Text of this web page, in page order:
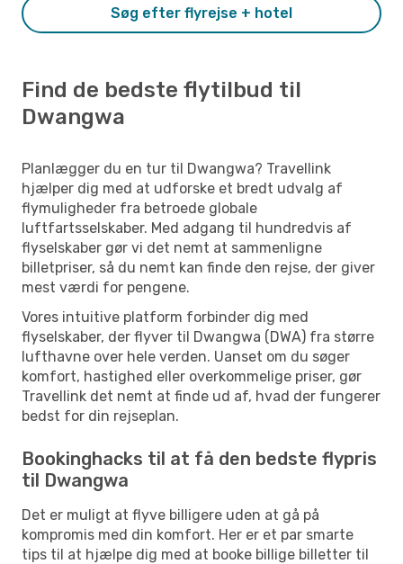
Søg efter flyrejse + hotel
Find de bedste flytilbud til
Dwangwa
Planlægger du en tur til Dwangwa? Travellink
hjælper dig med at udforske et bredt udvalg af
flymuligheder fra betroede globale
luftfartsselskaber. Med adgang til hundredvis af
flyselskaber gør vi det nemt at sammenligne
billetpriser, så du nemt kan finde den rejse, der giver
mest værdi for pengene.
Vores intuitive platform forbinder dig med
flyselskaber, der flyver til Dwangwa (DWA) fra større
lufthavne over hele verden. Uanset om du søger
komfort, hastighed eller overkommelige priser, gør
Travellink det nemt at finde ud af, hvad der fungerer
bedst for din rejseplan.
Bookinghacks til at få den bedste flypris
til Dwangwa
Det er muligt at flyve billigere uden at gå på
kompromis med din komfort. Her er et par smarte
tips til at hjælpe dig med at booke billige billetter til